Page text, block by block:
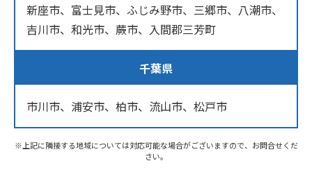
新座市、富士見市、ふじみ野市、三郷市、八潮市、
吉川市、和光市、蕨市、入間郡三芳町
千葉県
市川市、浦安市、柏市、流山市、松戸市
※上記に隣接する地域については対応可能な場合がございますので、お問合せくだ
さい。